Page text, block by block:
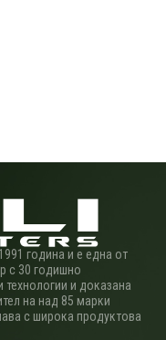
година и е една от
с 30 годишно
и доказана
на над 85 марки
с широка продуктова